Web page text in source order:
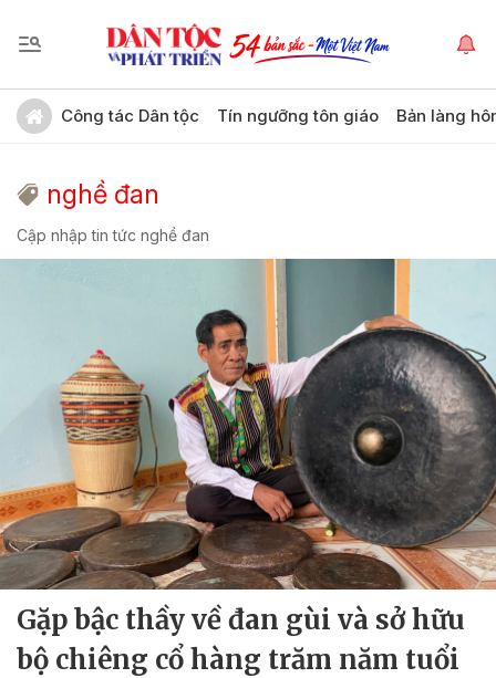
Công tác Dân tộc Tín ngưỡng tôn giáo Bản làng
nghề đan
Cập nhập tin tức nghề đan
Gặp bậc thầy về đan gùi và sở hữu
bộ chiêng cổ hàng trăm năm tuổi